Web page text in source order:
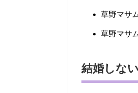
草野マサ
草野マサ
結婚しな